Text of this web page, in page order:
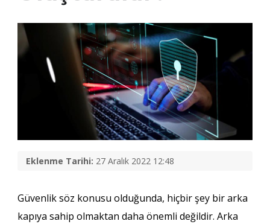
Eklenme Tarihi: 27 Aralık 2022 12:48
Güvenlik söz konusu olduğunda, hiçbir şey bir arka
kapıya sahip olmaktan daha önemli değildir. Arka